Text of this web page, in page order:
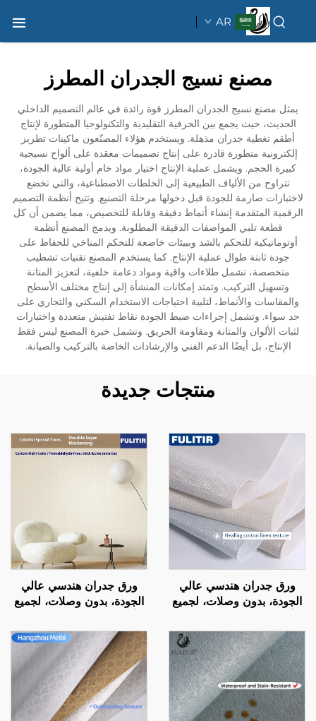
AR
مصنع نسيج الجدران المطرز
يمثل مصنع نسيج الجدران المطرز قوة رائدة في عالم التصميم الداخلي
الحديث، حيث يجمع بين الحرفية التقليدية والتكنولوجيا المتطورة لإنتاج
أطقم تغطية جدران مذهلة. ويستخدم هؤلاء المصنّعون ماكينات تطريز
إلكترونية متطورة قادرة على إنتاج تصميمات معقدة على ألواح نسيجية
كبيرة الحجم. ويشمل عملية الإنتاج اختيار مواد خام أولية عالية الجودة،
تتراوح من الألياف الطبيعية إلى الخلطات الاصطناعية، والتي تخضع
لاختبارات صارمة للجودة قبل دخولها مرحلة التصنيع. وتتيح أنظمة التصميم
الرقمية المتقدمة إنشاء أنماط دقيقة وقابلة للتخصيص، مما يضمن أن كل
قطعة تلبي المواصفات الدقيقة المطلوبة. ويدمج المصنع أنظمة
أوتوماتيكية للتحكم بالشد وببيئات خاضعة للتحكم المناخي للحفاظ على
جودة ثابتة طوال عملية الإنتاج. كما يستخدم المصنع تقنيات تشطيب
متخصصة، تشمل طلاءات واقية ومواد دعامة خلفية، لتعزيز المتانة
وتسهيل التركيب. وتمتد إمكانات المنشأة إلى إنتاج مختلف الأسطح
والمقاسات والأنماط، لتلبية احتياجات الاستخدام السكني والتجاري على
حد سواء. وتشمل إجراءات ضبط الجودة نقاط تفتيش متعددة واختبارات
لثبات الألوان والمتانة ومقاومة الحريق. وتشمل خبرة المصنع ليس فقط
الإنتاج، بل أيضًا الدعم الفني والإرشادات الخاصة بالتركيب والصيانة.
منتجات جديدة
ورق جدران هندسي عالي
الجودة، بدون وصلات، لجميع
غرفة معيشة، ورق جدران
من القطن والكتان بلون
واحد، أسلوب فاخر خفيف،
بيع مباشر من المصنع
ورق جدران هندسي عالي
الجودة، بدون وصلات، لجميع
غرفة معيشة، ورق جدران
من القطن والكتان بلون
واحد، أسلوب فاخر خفيف،
بيع مباشر من المصنع